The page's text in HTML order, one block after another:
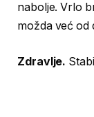
nabolje. Vrlo
možda već od
Zdravlje.